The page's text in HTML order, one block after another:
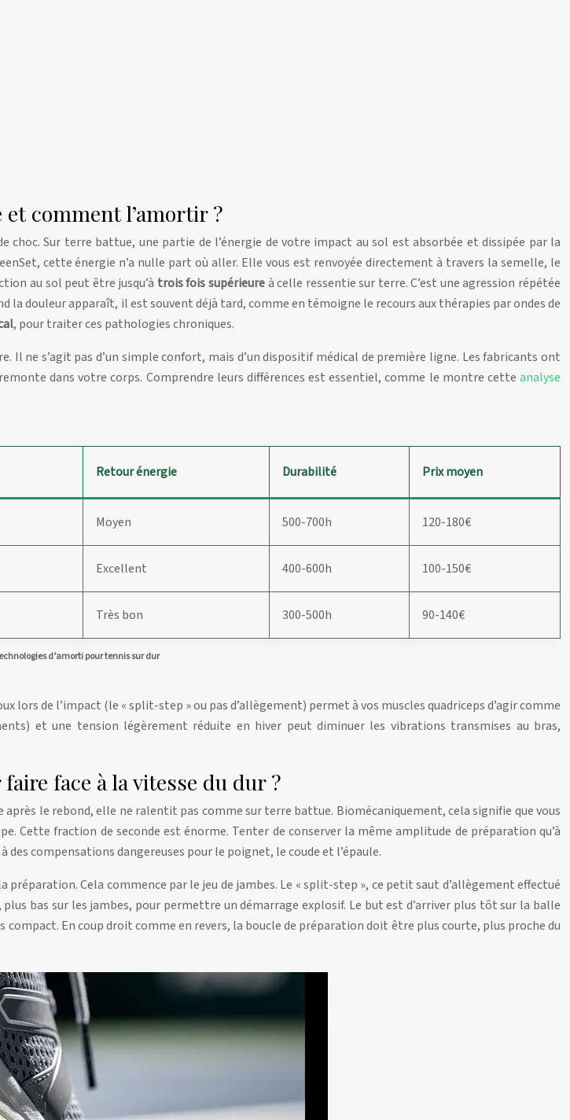
comment l’amortir ?
Sur terre battue, une partie de l’énergie de votre impact au sol est absorbée et dissipée par la
cette énergie n’a nulle part où aller. Elle vous est renvoyée directement à travers la semelle, le
au sol peut être jusqu’à trois fois supérieureà celle ressentie sur terre. C’est une agression répétée
douleur apparaît, il est souvent déjà tard, comme en témoigne le recours aux thérapies par ondes de
, pour traiter ces pathologies chroniques.
ne s’agit pas d’un simple confort, mais d’un dispositif médical de première ligne. Les fabricants ont
dans votre corps. Comprendre leurs différences est essentiel, comme le montre cette analyse
d’amorti pour tennis sur dur
Retour énergie Durabilité Prix moyen
Moyen 500-700h 120-180€
Excellent 400-600h 100-150€
Très bon 300-500h 90-140€
de l’impact (le « split-step » ou pas d’allègement) permet à vos muscles quadriceps d’agir comme
et une tension légèrement réduite en hiver peut diminuer les vibrations transmises au bras,
face à la vitesse du dur ?
après le rebond, elle ne ralentit pas comme sur terre battue. Biomécaniquement, cela signifie que vous
Cette fraction de seconde est énorme. Tenter de conserver la même amplitude de préparation qu’à
compensations dangereuses pour le poignet, le coude et l’épaule.
préparation. Cela commence par le jeu de jambes. Le « split-step », ce petit saut d’allègement effectué
bas sur les jambes, pour permettre un démarrage explosif. Le but est d’arriver plus tôt sur la balle
En coup droit comme en revers, la boucle de préparation doit être plus courte, plus proche du